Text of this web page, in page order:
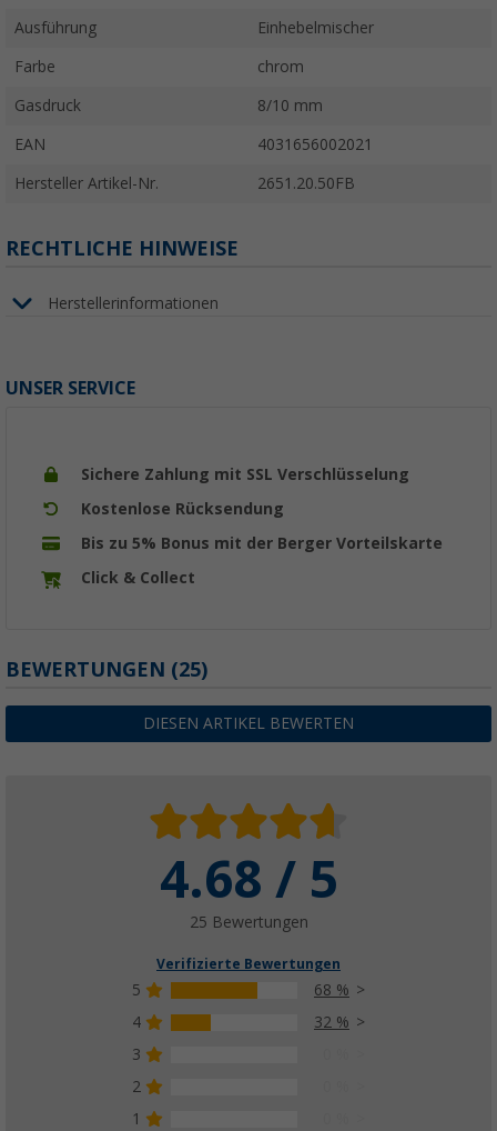
Ausführung Einhebelmischer
Farbe chrom
Gasdruck 8/10 mm
EAN 4031656002021
Hersteller Artikel-Nr. 2651.20.50FB
RECHTLICHE HINWEISE
Herstellerinformationen
UNSER SERVICE
Sichere Zahlung mit SSL Verschlüsselung
Kostenlose Rücksendung
Bis zu 5% Bonus mit der Berger Vorteilskarte
Click & Collect
BEWERTUNGEN (25)
DIESEN ARTIKEL BEWERTEN
4.68 / 5
25 Bewertungen
Verifizierte Bewertungen
5
68 %
4
32 %
3
2
1